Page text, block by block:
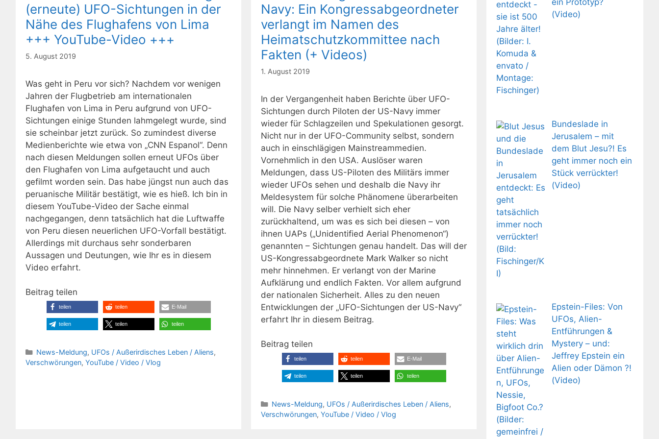
(erneute) UFO-Sichtungen in der
Nähe des Flughafens von Lima
+++ YouTube-Video +++
5. August 2019
Was geht in Peru vor sich? Nachdem vor wenigen
Jahren der Flugbetrieb am internationalen
Flughafen von Lima in Peru aufgrund von UFO-
Sichtungen einige Stunden lahmgelegt wurde, sind
sie scheinbar jetzt zurück. So zumindest diverse
Medienberichte wie etwa von „CNN Espanol“. Denn
nach diesen Meldungen sollen erneut UFOs über
den Flughafen von Lima aufgetaucht und auch
gefilmt worden sein. Das habe jüngst nun auch das
peruanische Militär bestätigt, wie es hieß. Ich bin in
diesem YouTube-Video der Sache einmal
nachgegangen, denn tatsächlich hat die Luftwaffe
von Peru diesen neuerlichen UFO-Vorfall bestätigt.
Allerdings mit durchaus sehr sonderbaren
Aussagen und Deutungen, wie Ihr es in diesem
Video erfahrt.
Beitrag teilen
teilen teilen E-Mail
teilen teilen teilen
Kategorien
News-Meldung, UFOs / Außerirdisches Leben / Aliens,
Verschwörungen, YouTube / Video / Vlog
Navy: Ein Kongressabgeordneter
verlangt im Namen des
Heimatschutzkommittee nach
Fakten (+ Videos)
1. August 2019
In der Vergangenheit haben Berichte über UFO-
Sichtungen durch Piloten der US-Navy immer
wieder für Schlagzeilen und Spekulationen gesorgt.
Nicht nur in der UFO-Community selbst, sondern
auch in einschlägigen Mainstreammedien.
Vornehmlich in den USA. Auslöser waren
Meldungen, dass US-Piloten des Militärs immer
wieder UFOs sehen und deshalb die Navy ihr
Meldesystem für solche Phänomene überarbeiten
will. Die Navy selber verhielt sich eher
zurückhaltend, um was es sich bei diesen – von
ihnen UAPs („Unidentified Aerial Phenomenon“)
genannten – Sichtungen genau handelt. Das will der
US-Kongressabgeordnete Mark Walker so nicht
mehr hinnehmen. Er verlangt von der Marine
Aufklärung und endlich Fakten. Vor allem aufgrund
der nationalen Sicherheit. Alles zu den neuen
Entwicklungen der „UFO-Sichtungen der US-Navy“
erfahrt Ihr in diesem Beitrag.
Beitrag teilen
teilen teilen E-Mail
teilen teilen teilen
Kategorien
News-Meldung, UFOs / Außerirdisches Leben / Aliens,
Verschwörungen, YouTube / Video / Vlog
ein Prototyp?
(Video)
Bundeslade in
Jerusalem – mit
dem Blut Jesu?! Es
geht immer noch ein
Stück verrückter!
(Video)
Epstein-Files: Von
UFOs, Alien-
Entführungen &
Mystery – und:
Jeffrey Epstein ein
Alien oder Dämon ?!
(Video)